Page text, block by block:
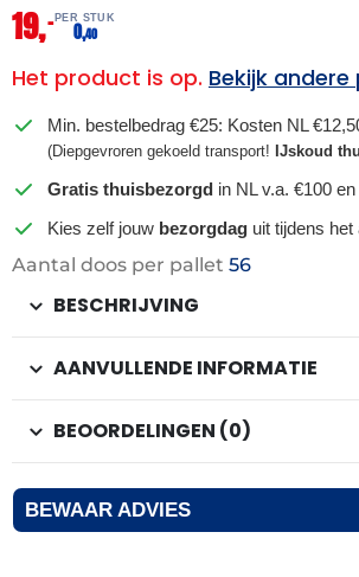
19,– PER STUK
0,40
Het product is op. Bekijk
Min. bestelbedrag €25: Kosten NL
(Diepgevroren gekoeld transport! IJskoud
Gratis thuisbezorgd in NL v.a. €100
Kies zelf jouw bezorgdag uit tijdens het
Aantal doos per pallet 56
BESCHRIJVING
AANVULLENDE INFORMATIE
BEOORDELINGEN (0)
BEWAAR ADVIES